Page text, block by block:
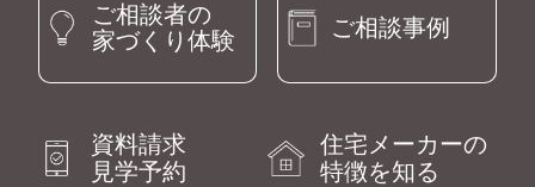
ご相談者の
家づくり体験
ご相談事例
資料請求
見学予約
住宅メーカーの
特徴を知る